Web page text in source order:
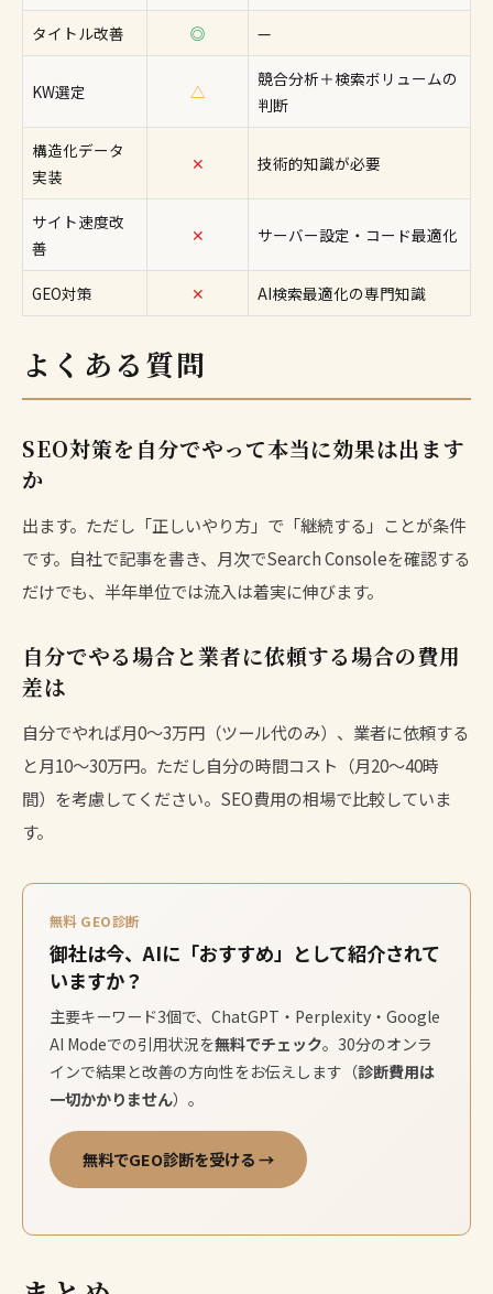
タイトル改善 ◎ —
KW選定 △
競合分析＋検索ボリュームの
判断
構造化データ
実装
✕ 技術的知識が必要
サイト速度改
善
✕ サーバー設定・コード最適化
GEO対策 ✕ AI検索最適化の専門知識
よくある質問
SEO対策を自分でやって本当に効果は出ます
か
出ます。ただし「正しいやり方」で「継続する」ことが条件
です。自社で記事を書き、月次でSearch Consoleを確認する
だけでも、半年単位では流入は着実に伸びます。
自分でやる場合と業者に依頼する場合の費用
差は
自分でやれば月0〜3万円（ツール代のみ）、業者に依頼する
と月10〜30万円。ただし自分の時間コスト（月20〜40時
間）を考慮してください。 SEO費用の相場で比較していま
す。
無料 GEO診断
御社は今、AIに「おすすめ」として紹介されて
いますか？
主要キーワード3個で、ChatGPT・Perplexity・Google
AI Modeでの引用状況を無料でチェック。30分のオンラ
インで結果と改善の方向性をお伝えします（診断費用は
一切かかりません）。
無料でGEO診断を受ける →